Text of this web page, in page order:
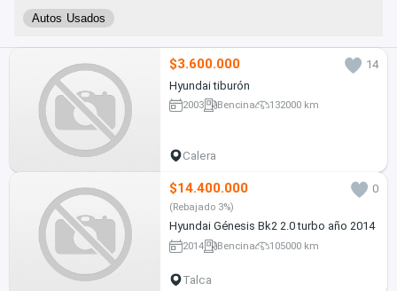
Autos Usados
$3.600.000
14
Hyundai tiburón
2003 Bencina 132000 km
Calera
$14.400.000 0
(Rebajado 3%)
Hyundai Génesis Bk2 2.0 turbo año 2014
2014 Bencina 105000 km
Talca